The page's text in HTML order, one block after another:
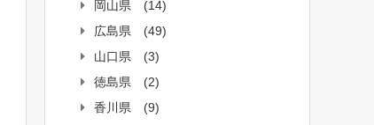
岡山県
(14)
広島県
(49)
山口県
(3)
徳島県
(2)
香川県
(9)